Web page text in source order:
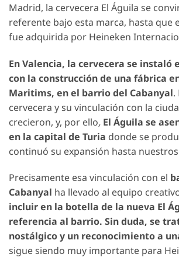
Madrid, la cervecera El Águila se
referente bajo esta marca, hasta que
fue adquirida por Heineken
En Valencia, la cervecera se instaló
con la construcción de una fábrica
Maritims, en el barrio del Cabanyal.
cervecera y su vinculación con la
crecieron, y, por ello, El Águila se
en la capital de Turia donde se
continuó su expansión hasta
Precisamente esa vinculación con el
Cabanyal ha llevado al equipo
incluir en la botella de la nueva El
referencia al barrio. Sin duda, se
nostálgico y un reconocimiento a
sigue siendo muy importante para